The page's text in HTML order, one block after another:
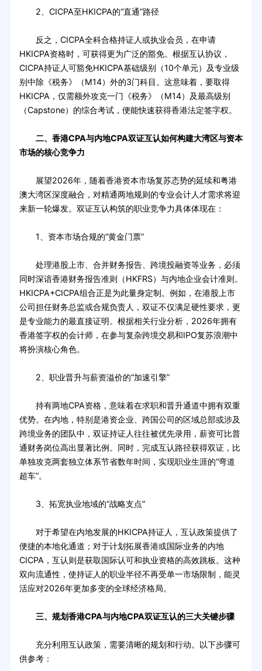
2、CICPA至HKICPA的“直通”路径
反之，CICPA全科合格持证人或执业会员，在申请
HKICPA资格时，可获得更为广泛的豁免。根据互认协议，
CICPA持证人可豁免HKICPA基础级别（10个单元）及专业级
别中除《税务》（M14）外的3门科目。这意味着，要取得
HKICPA，仅需额外攻克一门《税务》（M14）及最高级别
（Capstone）的综合考试，便能快速获得香港法定签字权。
二、香港CPA与内地CPA双证互认如何构建大湾区与资本
市场的核心竞争力
展望2026年，随着香港资本市场复苏态势的延续和粤港
澳大湾区深度融合，对精通两地规则的专业会计人才需求将迎
来新一轮爆发。双证互认构筑的职业竞争力具体体现在：
1、资本市场合规的“黄金门票”
处理港股上市、合并财务报告、跨境投融资等业务，必须
同时深谙香港财务报告准则（HKFRS）与内地企业会计准则。
HKICPA+CICPA组合正是为此量身定制。例如，在港股上市
公司担任财务总监或合规负责人，双证不仅满足硬性要求，更
是专业能力的最直接证明。根据相关行业分析，2026年拥有
香港签字权的会计师，在参与复杂跨境交易和IPO复苏浪潮中
将扮演核心角色。
2、职业晋升与薪资溢价的“加速引擎”
持有两地CPA资格，意味着在求职和晋升通道中拥有双重
优势。在内地，特别是港资企业、跨国公司的区域总部或涉及
跨境业务的团队中，双证持证人往往被优先录用，薪资可比普
通财务岗位高出显著比例。同时，完成互认路径获得双证，比
单独攻克两套独立体系节省数年时间，实现职业生涯的“弯道
超车”。
3、拓宽执业地域的“战略支点”
对于希望在内地发展的HKICPA持证人，互认政策提供了
便捷的本地化通道；对于计划拓展香港或国际业务的内地
CICPA，互认则是获取国际认可和执业资格的高效跳板。这种
双向流通性，使持证人的职业半径不再受单一市场限制，能灵
活应对2026年更加多变的全球经济格局。
三、规划香港CPA与内地CPA双证互认的三大关键步骤
充分利用互认政策，需要清晰的规划和行动。以下步骤可
供参考：